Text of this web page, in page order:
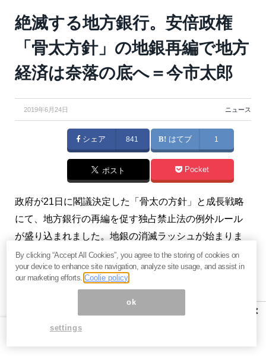
絶滅する地方銀行。安倍政権
「骨太方針」の地銀再編で地方
経済は奈落の底へ＝今市太郎
2019年6月24日 ニュース
シェア 841 はてブ 1
ポスト Pocket
政府が21日に閣議決定した「骨太の方針」と成長戦略
にて、地方銀行の再編を促す独占禁止法の例外ルール
が盛り込まれました。地銀の消滅ラッシュが始まりま
す。（『今市太郎の戦略的FX投資』今市太郎）
※本記事は有料メルマガ『今市太郎の戦略的FX投資
2019年6月24日号の抜粋です。興味を持たれた方は、
ぜひこの機会にバックナンバー含め初月分無料のお試
をどうぞ。
×
By clicking “Accept All Cookies”, you agree to the storing of cookies on
your device to enhance site navigation, analyze site usage, and assist in
our marketing efforts.Coolie policy
ok
settings